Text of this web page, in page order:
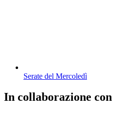
Serate del Mercoledì
In collaborazione con